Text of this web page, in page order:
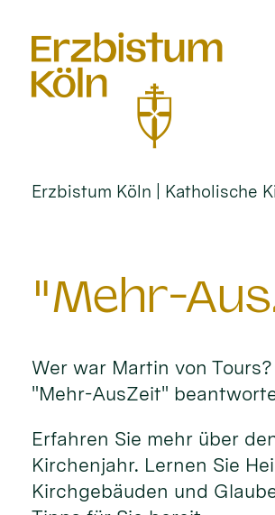
Erzbistum Köln | Katholische
"Mehr-
Wer war Martin von
"Mehr-AusZeit"
Erfahren Sie mehr über
Kirchenjahr. Lernen Sie
Kirchgebäuden und